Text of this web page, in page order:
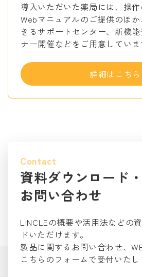
導入いただいた薬局には、操
Webマニュアルのご提供のほ
きるサポートセンター、新機
ナー開催などをご用意していま
詳細はこちら
Contact
資料ダウンロード・
お問い合わせ
LINCLEの概要や活用法などの
ドいただけます。
製品に関するお問い合わせ、
こちらのフォームで受付いたし